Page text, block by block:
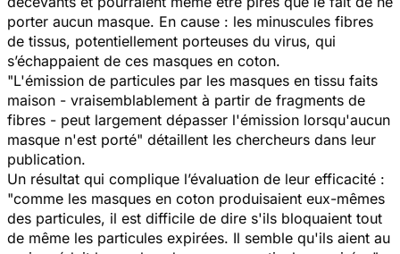
porter aucun masque. En cause : les minuscules fibres
de tissus, potentiellement porteuses du virus, qui
s’échappaient de ces masques en coton.
"L'émission de particules par les masques en tissu faits
maison - vraisemblablement à partir de fragments de
fibres - peut largement dépasser l'émission lorsqu'aucun
masque n'est porté" détaillent les chercheurs dans leur
publication.
Un résultat qui complique l’évaluation de leur efficacité :
"comme les masques en coton produisaient eux-mêmes
des particules, il est difficile de dire s'ils bloquaient tout
de même les particules expirées. Il semble qu'ils aient au